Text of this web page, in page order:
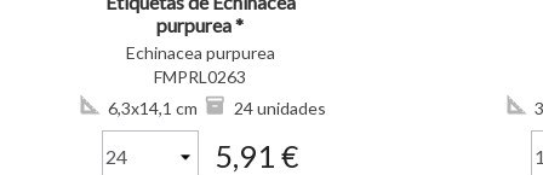
purpurea *
Echinacea purpurea
FMPRL0263
6,3x14,1 cm
24 unidades
5,91 €